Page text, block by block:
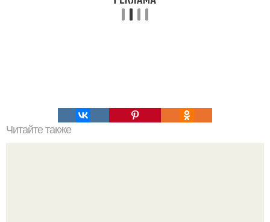
Читайте также